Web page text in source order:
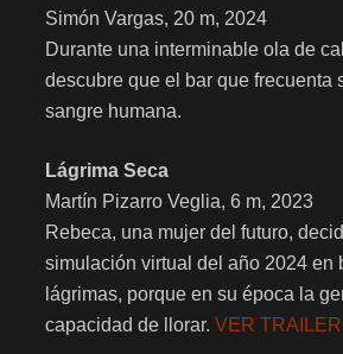
Simón Vargas, 20 m, 2024
Durante una interminable ola de
descubre que el bar que frecuenta
sangre humana.
Lágrima Seca
Martín Pizarro Veglia, 6 m, 2023
Rebeca, una mujer del futuro,
simulación virtual del año 2024 en
lágrimas, porque en su época la
capacidad de llorar. VER TRAILER